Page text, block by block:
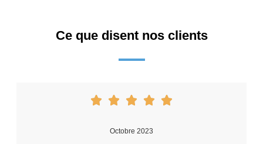
Ce que disent nos clients
Octobre 2023